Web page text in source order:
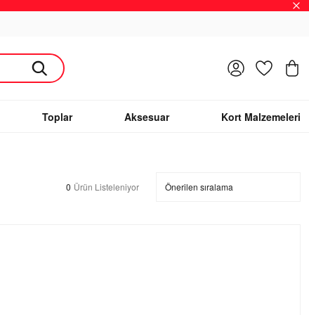
Giriş Yap
Toplar Aksesuar Kort Malzemeleri
0 Ürün Listeleniyor